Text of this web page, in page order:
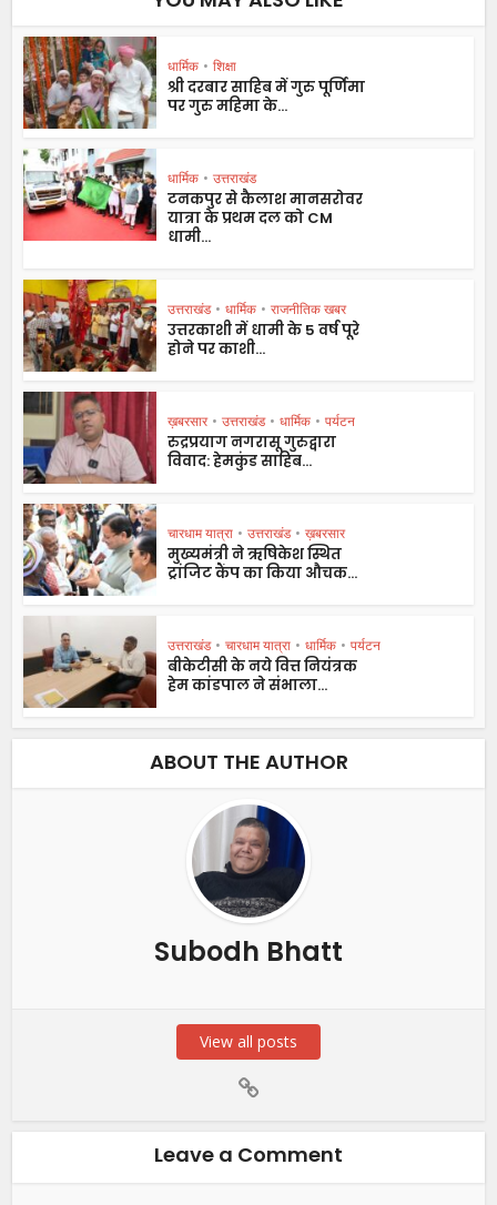
धार्मिक • शिक्षा
श्री दरबार साहिब में गुरु पूर्णिमा
पर गुरु महिमा के...
धार्मिक • उत्तराखंड
टनकपुर से कैलाश मानसरोवर
यात्रा के प्रथम दल को CM
धामी...
उत्तराखंड • धार्मिक • राजनीतिक खबर
उत्तरकाशी में धामी के 5 वर्ष पूरे
होने पर काशी...
ख़बरसार • उत्तराखंड • धार्मिक • पर्यटन
रुद्रप्रयाग नगरासू गुरुद्वारा
विवाद: हेमकुंड साहिब...
चारधाम यात्रा • उत्तराखंड • ख़बरसार
मुख्यमंत्री ने ऋषिकेश स्थित
ट्रांजिट कैंप का किया औचक...
उत्तराखंड • चारधाम यात्रा • धार्मिक • पर्यटन
बीकेटीसी के नये वित्त नियंत्रक
हेम कांडपाल ने संभाला...
ABOUT THE AUTHOR
Subodh Bhatt
View all posts
Leave a Comment